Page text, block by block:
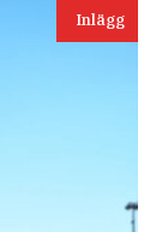
Inlägg